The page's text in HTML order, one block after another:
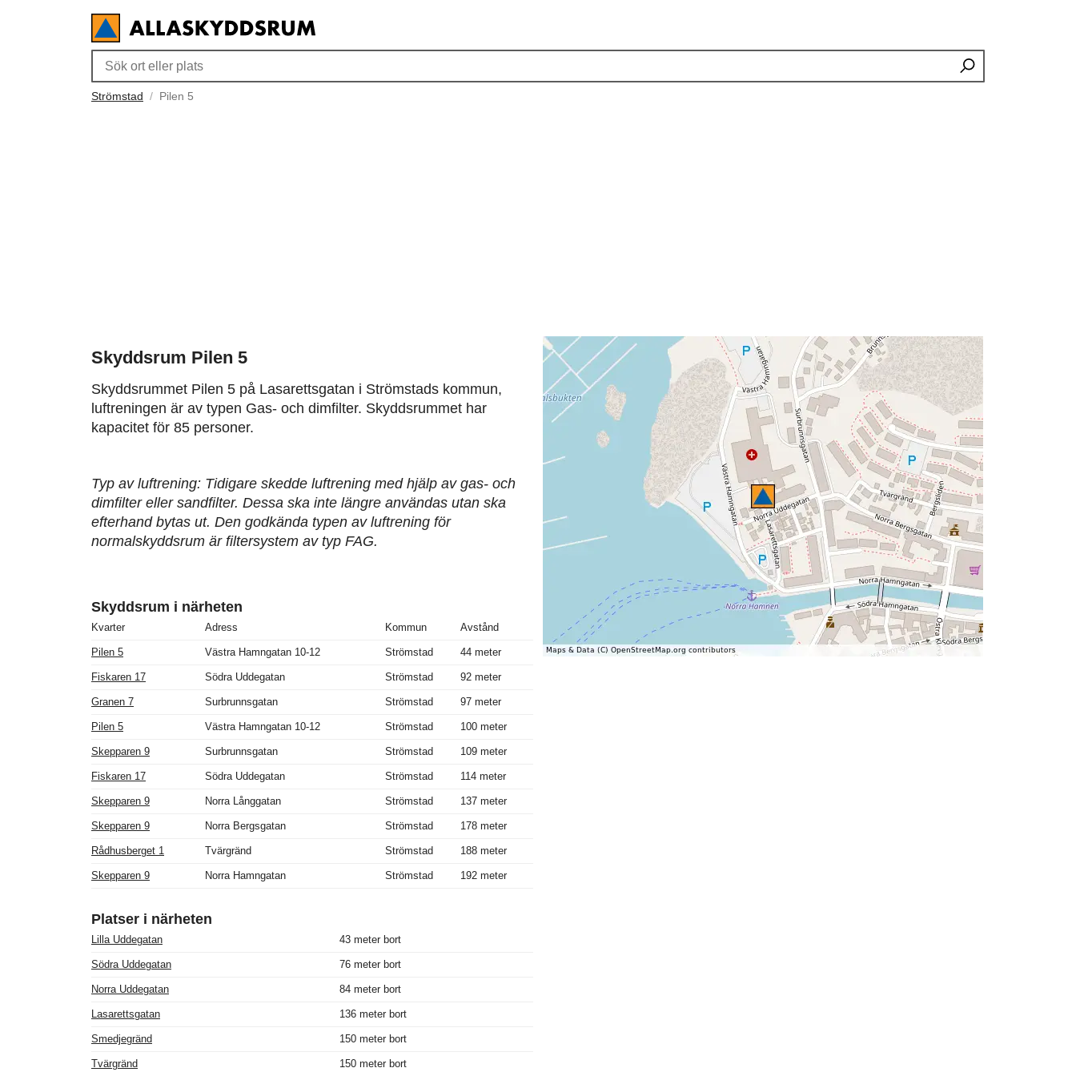
Strömstad Pilen 5
Skyddsrum Pilen 5
Skyddsrummet Pilen 5 på Lasarettsgatan i Strömstads kommun,
luftreningen är av typen Gas- och dimfilter. Skyddsrummet har
kapacitet för 85 personer.
Typ av luftrening: Tidigare skedde luftrening med hjälp av gas- och
dimfilter eller sandfilter. Dessa ska inte längre användas utan ska
efterhand bytas ut. Den godkända typen av luftrening för
normalskyddsrum är filtersystem av typ FAG.
Skyddsrum i närheten
Kvarter Adress Kommun Avstånd
Pilen 5 Västra Hamngatan 10-12 Strömstad 44 meter
Fiskaren 17 Södra Uddegatan Strömstad 92 meter
Granen 7 Surbrunnsgatan Strömstad 97 meter
Pilen 5 Västra Hamngatan 10-12 Strömstad 100 meter
Skepparen 9 Surbrunnsgatan Strömstad 109 meter
Fiskaren 17 Södra Uddegatan Strömstad 114 meter
Skepparen 9 Norra Långgatan Strömstad 137 meter
Skepparen 9 Norra Bergsgatan Strömstad 178 meter
Rådhusberget 1 Tvärgränd Strömstad 188 meter
Skepparen 9 Norra Hamngatan Strömstad 192 meter
Platser i närheten
Lilla Uddegatan 43 meter bort
Södra Uddegatan 76 meter bort
Norra Uddegatan 84 meter bort
Lasarettsgatan 136 meter bort
Smedjegränd 150 meter bort
Tvärgränd 150 meter bort